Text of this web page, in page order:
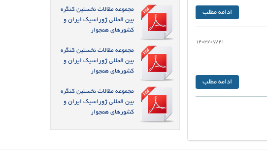
ادامه مطلب
ادامه مطلب
1403/07/21
مجموعه مقالات نخستین کنگره
بین المللی ژوراسیک ایران و
کشورهای همجوار
مجموعه مقالات نخستین کنگره
بین المللی ژوراسیک ایران و
کشورهای همجوار
مجموعه مقالات نخستین کنگره
بین المللی ژوراسیک ایران و
کشورهای همجوار